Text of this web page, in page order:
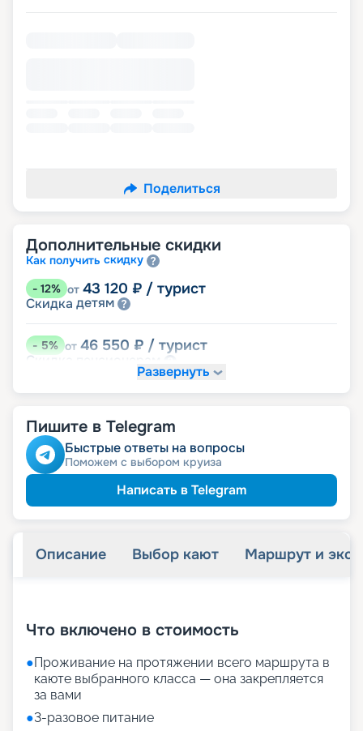
Поделиться
Дополнительные скидки
Как получить скидку
- 12% от 43 120 ₽ / турист
Скидка детям
-5% от 46 550 ₽ / турист
Скидка
именинникамРазвернуть
Пишите в Telegram
Быстрые ответы на вопросы
Поможем с выбором круиза
Написать в Telegram
Описание Выбор кают Маршрут и
Что включено в стоимость
●Проживание на протяжении всего маршрута в
каюте выбранного класса — она закрепляется
за вами
●3-разовое питание